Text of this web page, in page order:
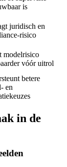
is
juridisch en
risico
modelrisico
vóór uitrol
betere
en
in de